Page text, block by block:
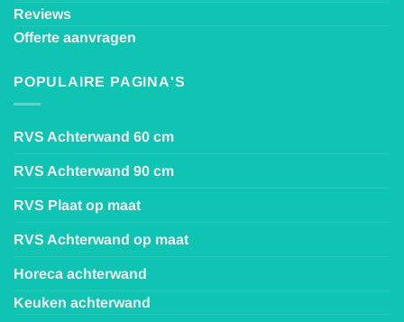
Reviews
Offerte aanvragen
POPULAIRE PAGINA'S
RVS Achterwand 60 cm
RVS Achterwand 90 cm
RVS Plaat op maat
RVS Achterwand op maat
Horeca achterwand
Keuken achterwand